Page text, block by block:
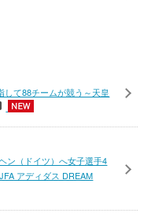
して88チームが競う～天皇
ン（ドイツ）へ女子選手4
アディダス DREAM